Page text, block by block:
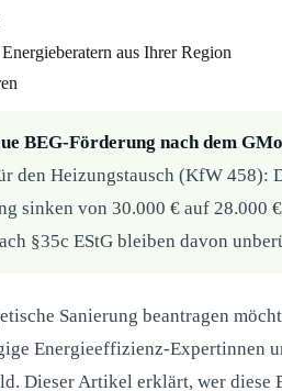
aus Ihrer Region
BEG-Förderung nach dem
den Heizungstausch (KfW
sinken von 30.000 € auf 28.000
§35c EStG bleiben davon
Sanierung beantragen
Energieeffizienz-
Dieser Artikel erklärt, wer